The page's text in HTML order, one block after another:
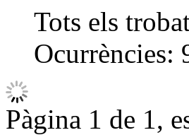
Tots els
Ocurrències:
Pàgina 1 de 1,